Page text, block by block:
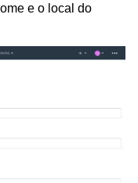
e o local do